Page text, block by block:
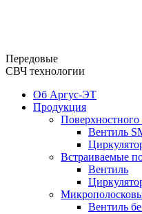
Передовые
СВЧ технологии
Об Аргус-ЭТ
Продукция
Вентиль
Встраиваемые
Вентиль
Вентиль